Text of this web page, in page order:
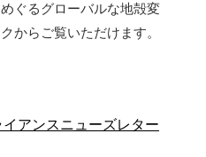
ぐるグローバルな地殻変
からご覧いただけます。
イアンスニューズレター